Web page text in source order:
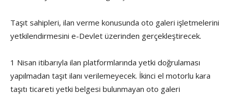
Taşıt sahipleri, ilan verme konusunda oto galeri işletmelerini
yetkilendirmesini e-Devlet üzerinden gerçekleştirecek.
1 Nisan itibarıyla ilan platformlarında yetki doğrulaması
yapılmadan taşıt ilanı verilemeyecek. İkinci el motorlu kara
taşıtı ticareti yetki belgesi bulunmayan oto galeri